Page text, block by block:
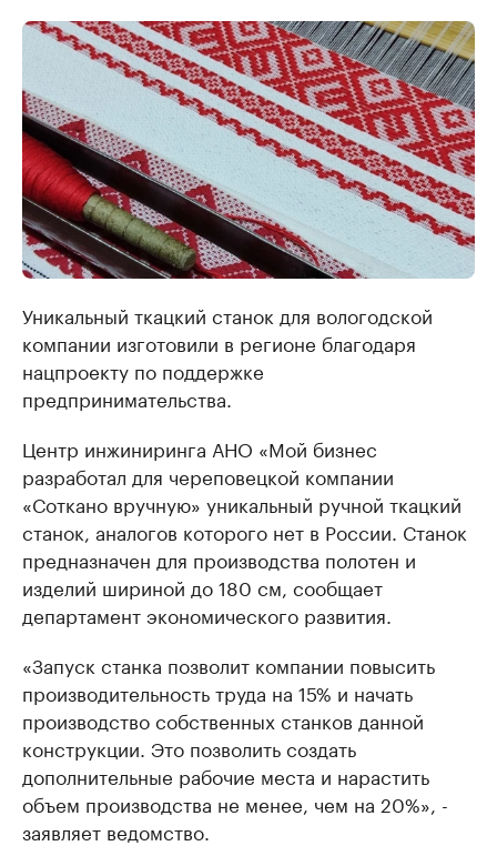
Уникальный ткацкий станок для вологодской
компании изготовили в регионе благодаря
нацпроекту по поддержке
предпринимательства.
Центр инжиниринга АНО «Мой бизнес
разработал для череповецкой компании
«Соткано вручную» уникальный ручной ткацкий
станок, аналогов которого нет в России. Станок
предназначен для производства полотен и
изделий шириной до 180 см, сообщает
департамент экономического развития.
«Запуск станка позволит компании повысить
производительность труда на 15% и начать
производство собственных станков данной
конструкции. Это позволить создать
дополнительные рабочие места и нарастить
объем производства не менее, чем на 20%», -
заявляет ведомство.